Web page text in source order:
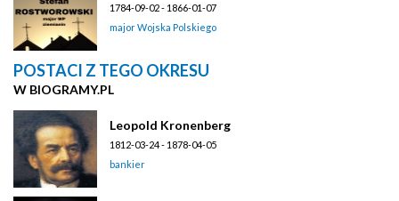
1784-09-02 - 1866-01-07
major Wojska Polskiego
POSTACI Z TEGO OKRESU
W BIOGRAMY.PL
Leopold Kronenberg
1812-03-24 - 1878-04-05
bankier